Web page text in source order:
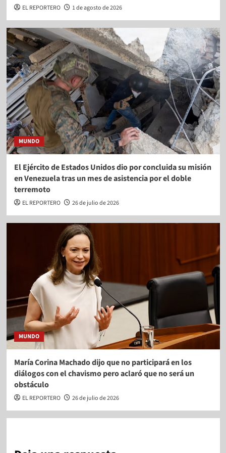
EL REPORTERO 1 de agosto de 2026
MUNDO
El Ejército de Estados Unidos dio por concluida su misión
en Venezuela tras un mes de asistencia por el doble
terremoto
EL REPORTERO 26 de julio de 2026
MUNDO
María Corina Machado dijo que no participará en los
diálogos con el chavismo pero aclaró que no será un
obstáculo
EL REPORTERO 26 de julio de 2026